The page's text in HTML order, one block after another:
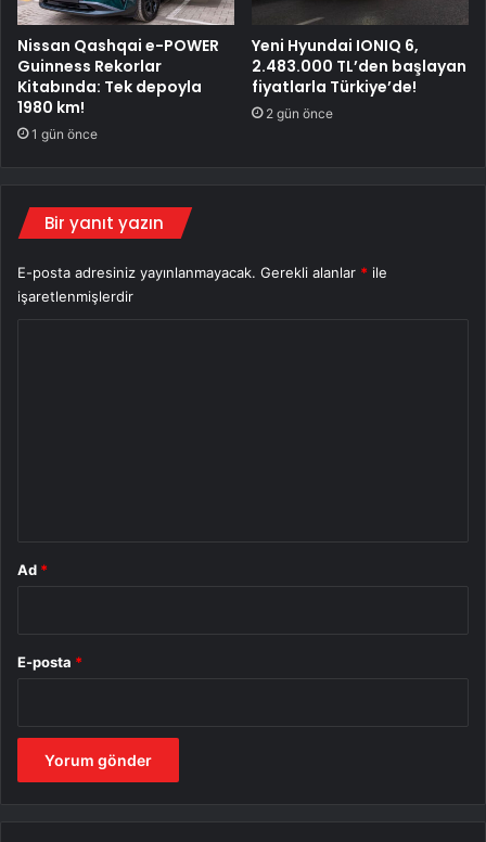
Nissan Qashqai e-POWER
Guinness Rekorlar
Kitabında: Tek depoyla
1980 km!
1 gün önce
Yeni Hyundai IONIQ 6,
2.483.000 TL’den başlayan
fiyatlarla Türkiye’de!
2 gün önce
Bir yanıt yazın
E-posta adresiniz yayınlanmayacak. Gerekli alanlar * ile
işaretlenmişlerdir
Ad *
E-posta *